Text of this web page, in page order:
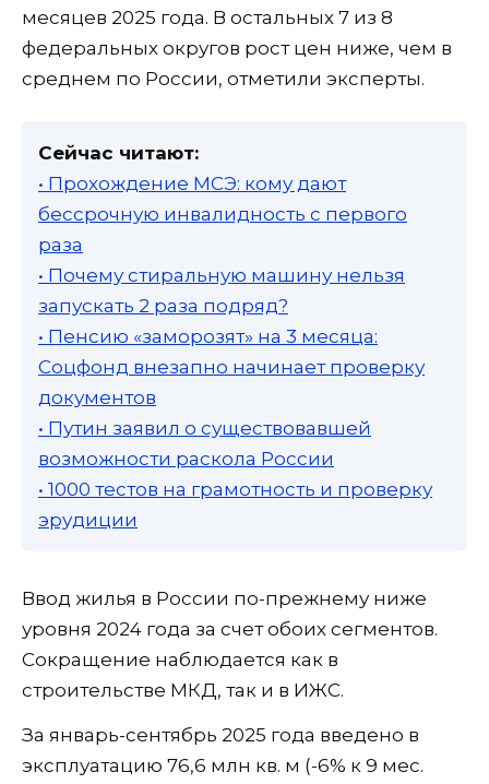
месяцев 2025 года. В остальных 7 из 8
федеральных округов рост цен ниже, чем в
среднем по России, отметили эксперты.
Сейчас читают:
• Прохождение МСЭ: кому дают
бессрочную инвалидность с первого
раза
• Почему стиральную машину нельзя
запускать 2 раза подряд?
• Пенсию «заморозят» на 3 месяца:
Соцфонд внезапно начинает проверку
документов
• Путин заявил о существовавшей
возможности раскола России
• 1000 тестов на грамотность и проверку
эрудиции
Ввод жилья в России по-прежнему ниже
уровня 2024 года за счет обоих сегментов.
Сокращение наблюдается как в
строительстве МКД, так и в ИЖС.
За январь-сентябрь 2025 года введено в
эксплуатацию 76,6 млн кв. м (-6% к 9 мес.